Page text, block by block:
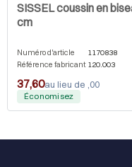
SISSEL coussin en
cm
Numéro d'article
1170838
Référence fabricant 120.003
37,60au lieu de ,00
Économisez